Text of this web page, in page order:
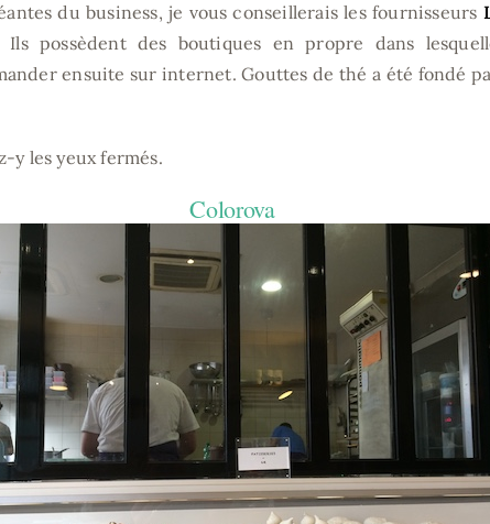
du business, je vous conseillerais les fournisseurs
Ils possèdent des boutiques en propre dans
ensuite sur internet. Gouttes de thé a été fondé
y les yeux fermés.
Colorova